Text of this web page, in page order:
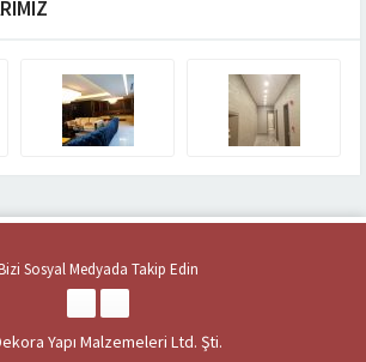
Sosyal Medyada Takip Edin
Yapı Malzemeleri Ltd. Şti.